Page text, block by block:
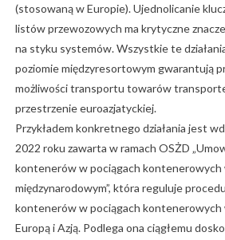
(stosowaną w Europie). Ujednolicanie
listów przewozowych ma krytyczne
na styku systemów. Wszystkie te
poziomie międzyresortowym gwarantują
możliwości transportu towarów
przestrzenie euroazjatyckiej.
Przykładem konkretnego działania jest
2022 roku zawarta w ramach OSŻD
kontenerów w pociągach kontenerowych
międzynarodowym”, która reguluje
kontenerów w pociągach kontenerowych
Europą i Azją. Podlega ona ciągłemu